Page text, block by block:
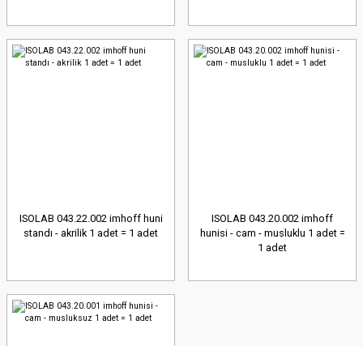
ISOLAB 043.22.002 imhoff huni
standı - akrilik 1 adet = 1 adet
ISOLAB 043.20.002 imhoff
hunisi - cam - musluklu 1 adet =
1 adet